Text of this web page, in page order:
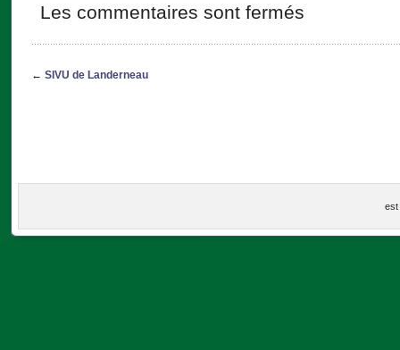
Les commentaires sont fermés
← SIVU de Landerneau